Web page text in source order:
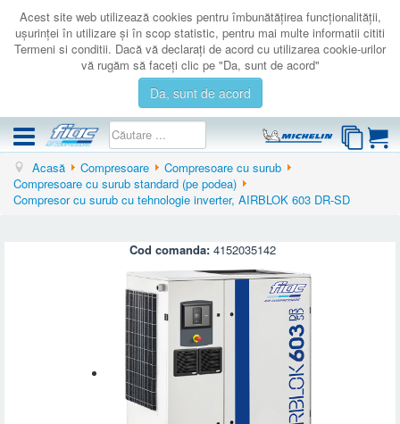
Acest site web utilizează cookies pentru îmbunătăţirea funcţionalităţii,
uşurinţei în utilizare şi în scop statistic, pentru mai multe informatii cititi
Termeni si conditii. Dacă vă declaraţi de acord cu utilizarea cookie-urilor
vă rugăm să faceţi clic pe "Da, sunt de acord"
Da, sunt de acord
COMPRESOARE
ACCESORII
AUTENTIFICARE
Acasă Compresoare
Compresoare cu surub
Compresoare cu surub standard (pe podea)
Compresor cu surub cu tehnologie inverter, AIRBLOK 603 DR-SD
Cod comanda: 4152035142